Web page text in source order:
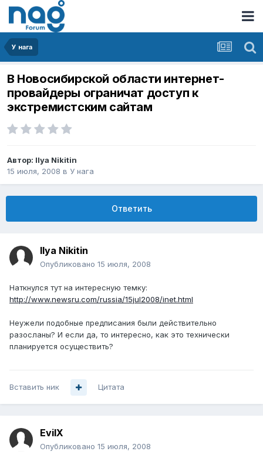
У нага
В Новосибирской области интернет-
провайдеры ограничат доступ к
экстремистским сайтам
Автор: Ilya Nikitin
15 июля, 2008 в У нага
Ответить
Ilya Nikitin
Опубликовано 15 июля, 2008
Наткнулся тут на интересную темку:
http://www.newsru.com/russia/15jul2008/inet.html
Неужели подобные предписания были действительно
разосланы? И если да, то интересно, как это технически
планируется осуществить?
Вставить ник Цитата
EvilX
Опубликовано 15 июля, 2008